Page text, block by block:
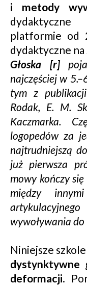
i metody
platformie od
dydaktyczne na
Głoska [r]
najczęściej w
tym z
Rodak, E. M.
Kaczmarka.
logopedów za
najtrudniejszą
już pierwsza
mowy kończy
między
wywoływania
Niniejsze
dystynktywne
deformacji.